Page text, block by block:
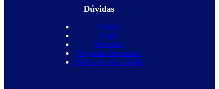
Dúvidas
Contato
Vagas
Parcerias
Perguntas frequentes
Política de privacidade